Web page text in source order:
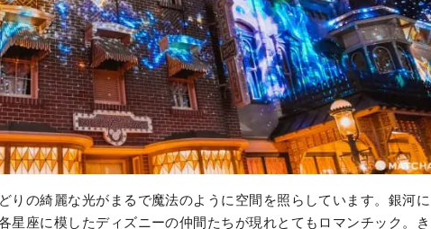
りの綺麗な光がまるで魔法のように空間を照らしています。銀河に
星座に模したディズニーの仲間たちが現れとてもロマンチック。き